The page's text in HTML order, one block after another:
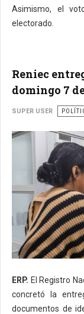
Asimismo, el
electorado.
Reniec
domingo 7
SUPER USER
ERP. El Registro
concretó la
documentos de